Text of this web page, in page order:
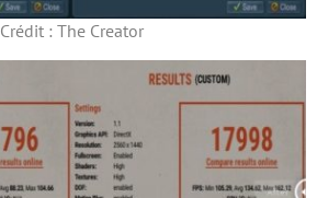
Crédit : The Creator